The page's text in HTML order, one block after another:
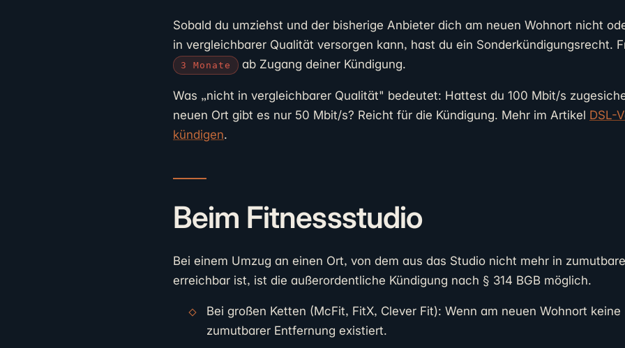
Sobald du umziehst und der bisherige Anbieter dich am neuen Wohnort nicht
in vergleichbarer Qualität versorgen kann, hast du ein Sonderkündigungsrecht.
3 Monate ab Zugang deiner Kündigung.
Was „nicht in vergleichbarer Qualität" bedeutet: Hattest du 100 Mbit/s
neuen Ort gibt es nur 50 Mbit/s? Reicht für die Kündigung. Mehr im Artikel DSL-
kündigen.
Beim Fitnessstudio
Bei einem Umzug an einen Ort, von dem aus das Studio nicht mehr in
erreichbar ist, ist die außerordentliche Kündigung nach § 314 BGB möglich.
Bei großen Ketten (McFit, FitX, Clever Fit): Wenn am neuen Wohnort keine
zumutbarer Entfernung existiert.